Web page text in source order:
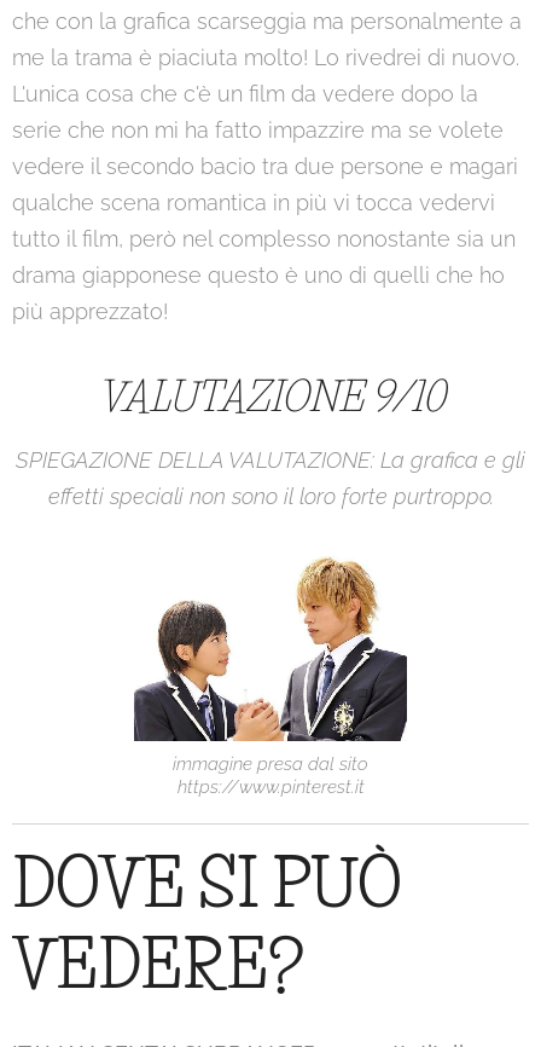
che con la grafica scarseggia ma personalmente a
me la trama è piaciuta molto! Lo rivedrei di nuovo.
L'unica cosa che c'è un film da vedere dopo la
serie che non mi ha fatto impazzire ma se volete
vedere il secondo bacio tra due persone e magari
qualche scena romantica in più vi tocca vedervi
tutto il film, però nel complesso nonostante sia un
drama giapponese questo è uno di quelli che ho
più apprezzato!
VALUTAZIONE 9/10
SPIEGAZIONE DELLA VALUTAZIONE: La grafica e gli
effetti speciali non sono il loro forte purtroppo.
immagine presa dal sito
https://www.pinterest.it
DOVE SI PUÒ
VEDERE?